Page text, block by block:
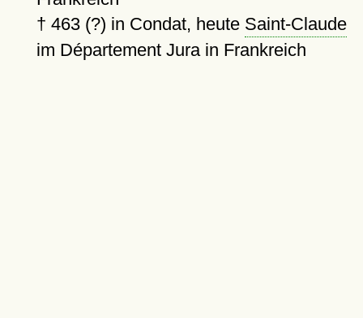
† 463 (?) in Condat, heute Saint-Claude
im Département Jura in Frankreich